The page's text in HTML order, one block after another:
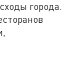
города.